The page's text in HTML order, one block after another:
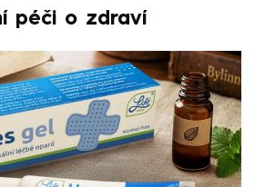
péči o zdraví